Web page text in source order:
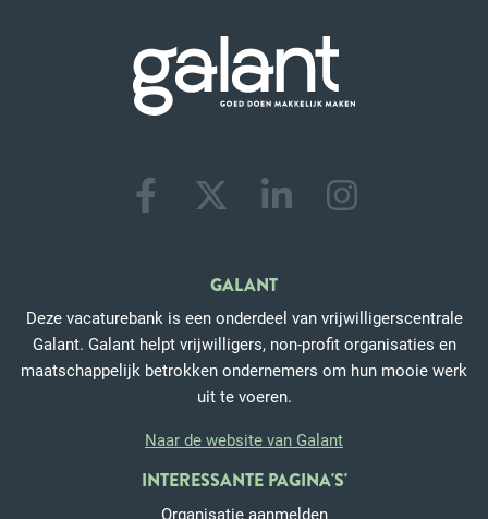
GALANT
Deze vacaturebank is een onderdeel van vrijwilligerscentrale
Galant. Galant helpt vrijwilligers, non-profit organisaties en
maatschappelijk betrokken ondernemers om hun mooie werk
uit te voeren.
Naar de website van Galant
INTERESSANTE PAGINA'S'
Organisatie aanmelden